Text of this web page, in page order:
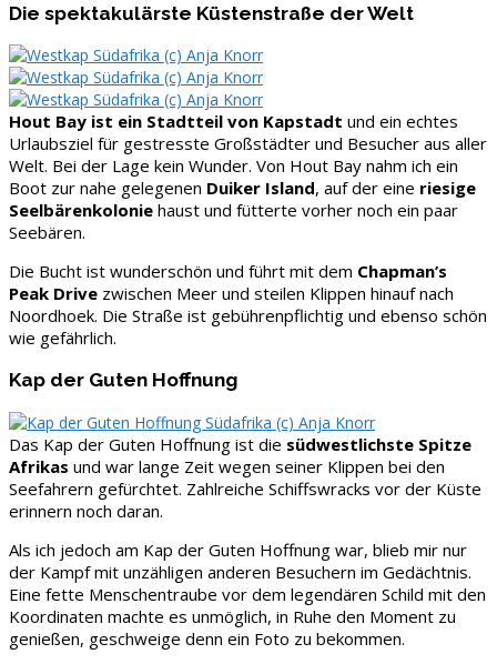
Die spektakulärste Küstenstraße der Welt
Hout Bay ist ein Stadtteil von Kapstadt und ein echtes
Urlaubsziel für gestresste Großstädter und Besucher aus aller
Welt. Bei der Lage kein Wunder. Von Hout Bay nahm ich ein
Boot zur nahe gelegenen Duiker Island, auf der eine riesige
Seelbärenkolonie haust und fütterte vorher noch ein paar
Seebären.
Die Bucht ist wunderschön und führt mit dem Chapman’s
Peak Drive zwischen Meer und steilen Klippen hinauf nach
Noordhoek. Die Straße ist gebührenpflichtig und ebenso schön
wie gefährlich.
Kap der Guten Hoffnung
Das Kap der Guten Hoffnung ist die südwestlichste Spitze
Afrikas und war lange Zeit wegen seiner Klippen bei den
Seefahrern gefürchtet. Zahlreiche Schiffswracks vor der Küste
erinnern noch daran.
Als ich jedoch am Kap der Guten Hoffnung war, blieb mir nur
der Kampf mit unzähligen anderen Besuchern im Gedächtnis.
Eine fette Menschentraube vor dem legendären Schild mit den
Koordinaten machte es unmöglich, in Ruhe den Moment zu
genießen, geschweige denn ein Foto zu bekommen.